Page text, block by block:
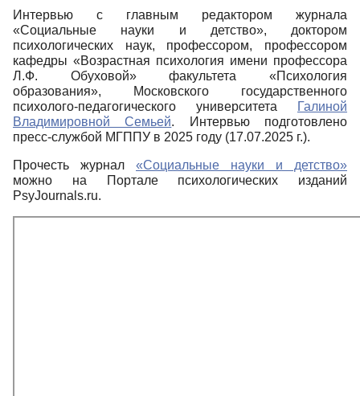
Интервью с главным редактором журнала
«Социальные науки и детство», доктором
психологических наук, профессором, профессором
кафедры «Возрастная психология имени профессора
Л.Ф. Обуховой» факультета «Психология
образования», Московского государственного
психолого-педагогического университета
Галиной
Владимировной Семьей. Интервью подготовлено
пресс-службой МГППУ в 2025 году (17.07.2025​ г.).
Прочесть журнал «Социальные науки и детство»
можно на Портале психологических изданий
PsyJournals.ru.